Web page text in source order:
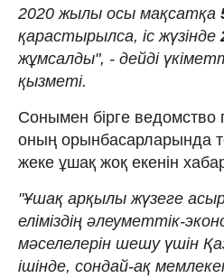
2020 жылы осы мақсатқа
қарастырылса, іс жүзінде
жұмсалды", - дейді
қызметі.
Сонымен бірге
оның орынбасарларында
жеке ұшақ жоқ екенін
"Ұшақ арқылы жүзеге
еліміздің әлеуметтік-
мәселелерін шешу үшін
ішінде, сондай-ақ